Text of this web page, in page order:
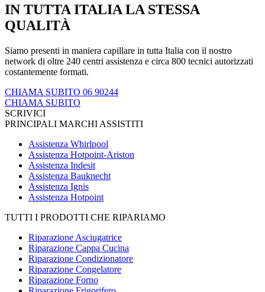
IN TUTTA ITALIA LA STESSA
QUALITÀ
Siamo presenti in maniera capillare in tutta Italia con il nostro
network di oltre 240 centri assistenza e circa 800 tecnici autorizzati
costantemente formati.
CHIAMA SUBITO 06 90244
CHIAMA SUBITO
SCRIVICI
PRINCIPALI MARCHI ASSISTITI
Assistenza Whirlpool
Assistenza Hotpoint-Ariston
Assistenza Indesit
Assistenza Bauknecht
Assistenza Ignis
Assistenza Hotpoint
TUTTI I PRODOTTI CHE RIPARIAMO
Riparazione Asciugatrice
Riparazione Cappa Cucina
Riparazione Condizionatore
Riparazione Congelatore
Riparazione Forno